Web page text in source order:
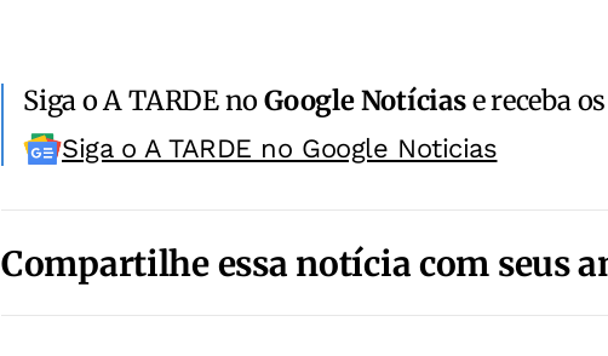
Siga o A TARDE noGoogle Notíciase receba
Siga o A TARDE no Google Noticias
Compartilhe essa notícia com seus